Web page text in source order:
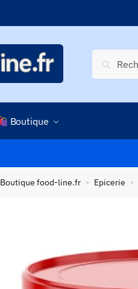
pour :
Recherche
Boutique
Boutique food-line.fr » Epicerie »